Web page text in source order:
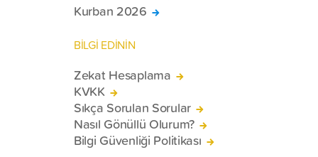
Kurban 2026
BİLGİ EDİNİN
Zekat Hesaplama
KVKK
Sıkça Sorulan Sorular
Nasıl Gönüllü Olurum?
Bilgi Güvenliği Politikası